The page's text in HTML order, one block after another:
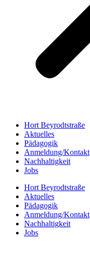
Hort Beyrodtstraße
Aktuelles
Pädagogik
Anmeldung/Kontakt
Nachhaltigkeit
Jobs
Hort Beyrodtstraße
Aktuelles
Pädagogik
Anmeldung/Kontakt
Nachhaltigkeit
Jobs